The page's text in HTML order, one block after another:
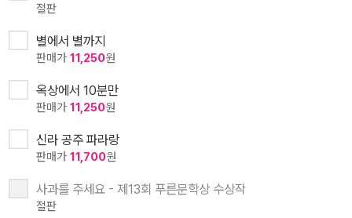
절판
별에서 별까지
판매가 11,250원
옥상에서 10분만
판매가 11,250원
신라 공주 파라랑
판매가 11,700원
사과를 주세요 - 제13회 푸른문학상 수상작
절판